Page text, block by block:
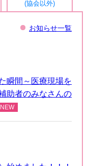
(協会以外)
お知らせ一覧
瞬間～医療現場を
助者のみなさんの